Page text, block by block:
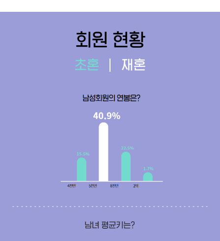
회원 현황
초혼 재혼